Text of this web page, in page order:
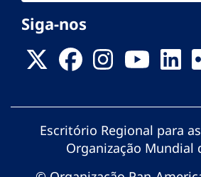
Siga-nos
Escritório Regional para
Organização Mundial